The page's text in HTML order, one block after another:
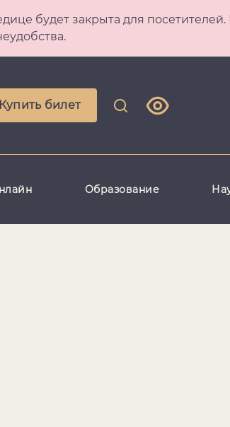
будет закрыта для
Купить билет
Образование